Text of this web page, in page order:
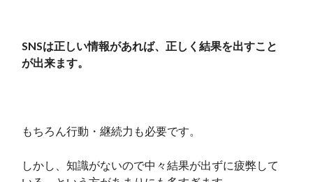
SNSは正しい情報があれば、正しく結果を出すこと
が出来ます。
もちろん行動・継続力も必要です。
しかし、知識がないので中々結果が出ずに疲弊して